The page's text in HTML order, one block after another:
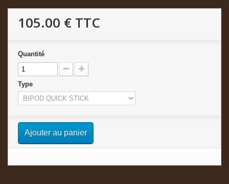
105.00 € TTC
Quantité
Type
Ajouter au panier